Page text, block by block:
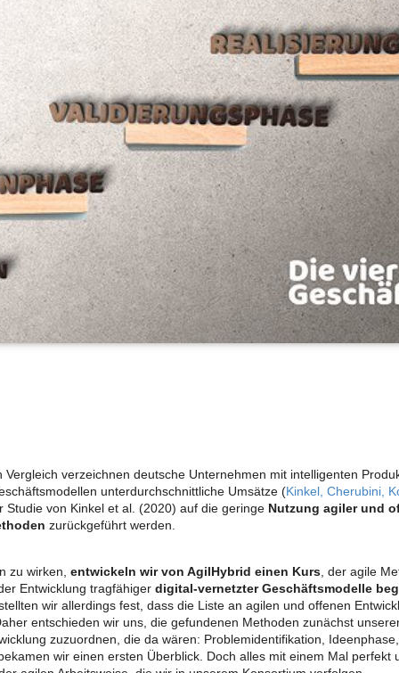
Vergleich verzeichnen deutsche Unternehmen mit intelligenten
unterdurchschnittliche Umsätze (Kinkel, Cherubini,
Studie von Kinkel et al. (2020) auf die geringe Nutzung agiler und
zurückgeführt werden.
zu wirken, entwickeln wir von AgilHybrid einen Kurs, der agile
Entwicklung tragfähiger digital-vernetzter Geschäftsmodelle
wir allerdings fest, dass die Liste an agilen und offenen
entschieden wir uns, die gefundenen Methoden zunächst
zuzuordnen, die da wären: Problemidentifikation,
wir einen ersten Überblick. Doch alles mit einem Mal perfekt